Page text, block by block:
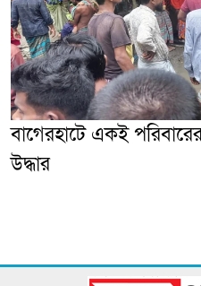
‎বাগেরহাটে একই
উদ্ধার